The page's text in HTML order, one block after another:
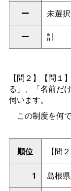
ー 未選択
ー 計
【問２】【問１
る」、「名前だ
伺います。
この制度を何
順位
【問
1 島根